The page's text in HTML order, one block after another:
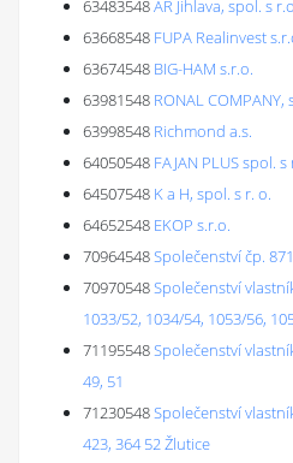
63483548AR Jihlava, spol. s
63668548 FUPA Realinvest
63674548 BIG-HAM s.r.o.
63981548 RONAL COMPANY,
63998548 Richmond a.s.
64050548 FAJAN PLUS spol. s
64507548 K a H, spol. s r. o.
64652548 EKOP s.r.o.
70964548Společenství čp.
70970548Společenství
1033/52, 1034/54, 1053/56,
71195548Společenství
49, 51
71230548Společenství
423, 364 52 Žlutice